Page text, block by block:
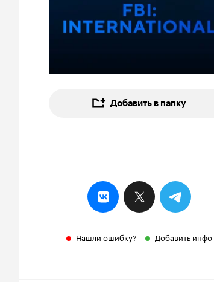
Добавить в папку
Нашли ошибку? Добавить инфо